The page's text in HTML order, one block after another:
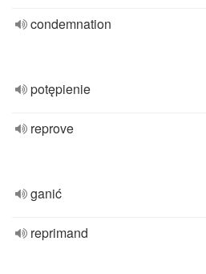
condemnation
potępienie
reprove
ganić
reprimand